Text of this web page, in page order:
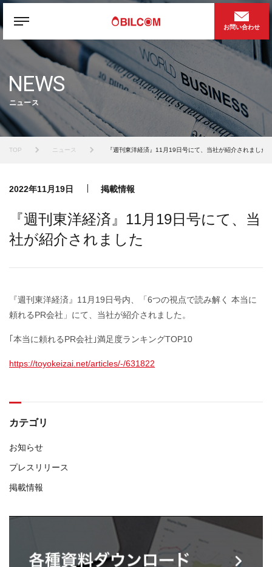
お問い合わせ
NEWS
ニュース
TOP ニュース 『週刊東洋経済』11月19日号にて、当社が紹介されました
2022年11月19日 掲載情報
『週刊東洋経済』11月19日号にて、当
社が紹介されました
『週刊東洋経済』11月19日号内、「6つの視点で読み解く 本当に
頼れるPR会社」にて、当社が紹介されました。
｢本当に頼れるPR会社｣満足度ランキングTOP10
https://toyokeizai.net/articles/-/631822
カテゴリ
お知らせ
プレスリリース
掲載情報